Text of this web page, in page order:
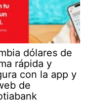
dólares de
rápida y
con la app y
de